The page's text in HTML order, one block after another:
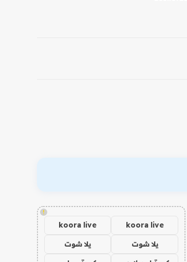
!
koora live
koora live
يلا شوت يلا شوت